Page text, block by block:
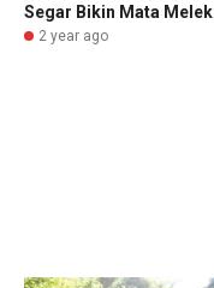
Segar Bikin Mata Melek
2 year ago